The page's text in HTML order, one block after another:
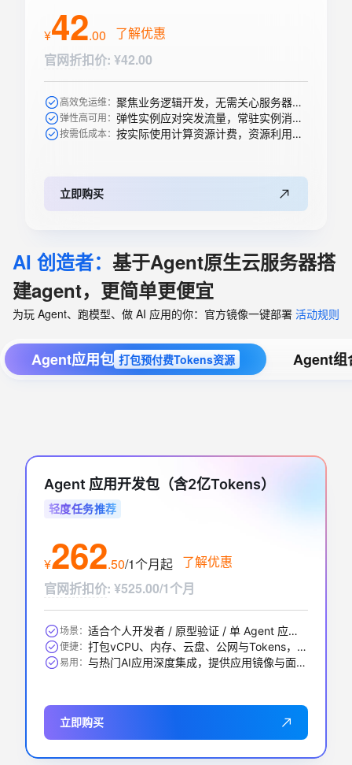
¥42.00
了解优惠
官网折扣价: ¥42.00
高效免运维： 聚焦业务逻辑开发，无需关心服务器购买等运维操作
弹性高可用： 弹性实例应对突发流量，常驻实例消除冷启动
按需低成本： 按实际使用计算资源计费，资源利用率高
立即购买
AI 创造者： 基于Agent原生云服务器搭
建agent，更简单更便宜
为玩 Agent、跑模型、做 AI 应用的你：官方镜像一键部署 活动规则
Agent应用包 打包预付费Tokens资源 Agent组
Agent 应用开发包（含2亿Tokens）
轻度任务推荐
¥262.50/1个月起 了解优惠
官网折扣价: ¥525.00/1个月
场景： 适合个人开发者 / 原型验证 / 单 Agent 应用 / 中小 RAG 问答等
便捷： 打包vCPU、内存、云盘、公网与Tokens，一步到位
易用： 与热门AI应用深度集成，提供应用镜像与面板，开箱即用
立即购买